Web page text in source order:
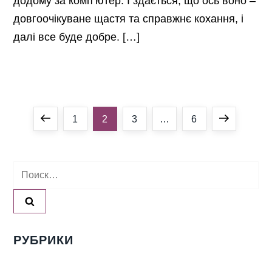
довгоочікуване щастя та справжнє кохання, і
далі все буде добре. […]
в
г
Previous
Page
1 Page
2 Page
3 … Page
6 Next
Найти:
РУБРИКИ